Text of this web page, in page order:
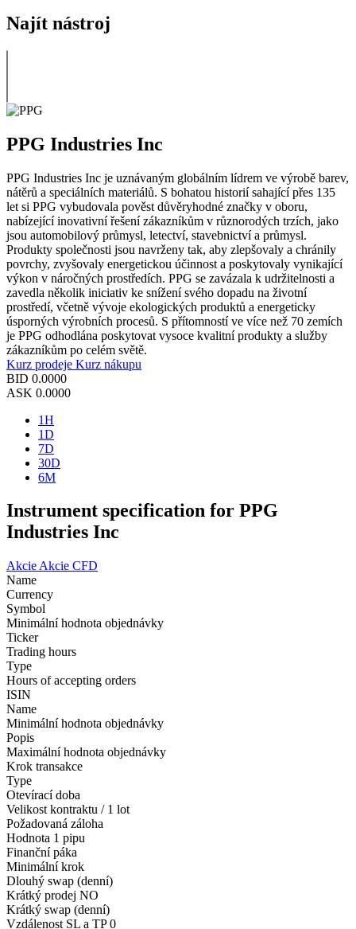
Najít nástroj
PPG Industries Inc
PPG Industries Inc je uznávaným globálním lídrem ve výrobě barev,
nátěrů a speciálních materiálů. S bohatou historií sahající přes 135
let si PPG vybudovala pověst důvěryhodné značky v oboru,
nabízející inovativní řešení zákazníkům v různorodých trzích, jako
jsou automobilový průmysl, letectví, stavebnictví a průmysl.
Produkty společnosti jsou navrženy tak, aby zlepšovaly a chránily
povrchy, zvyšovaly energetickou účinnost a poskytovaly vynikající
výkon v náročných prostředích. PPG se zavázala k udržitelnosti a
zavedla několik iniciativ ke snížení svého dopadu na životní
prostředí, včetně vývoje ekologických produktů a energeticky
úsporných výrobních procesů. S přítomností ve více než 70 zemích
je PPG odhodlána poskytovat vysoce kvalitní produkty a služby
zákazníkům po celém světě.
Kurz prodeje Kurz nákupu
BID 0.0000
ASK 0.0000
1H
1D
7D
30D
6M
Instrument specification for PPG
Industries Inc
Akcie Akcie CFD
Name
Currency
Symbol
Minimální hodnota objednávky
Ticker
Trading hours
Type
Hours of accepting orders
ISIN
Name
Minimální hodnota objednávky
Popis
Maximální hodnota objednávky
Krok transakce
Type
Otevírací doba
Velikost kontraktu / 1 lot
Požadovaná záloha
Hodnota 1 pipu
Finanční páka
Minimální krok
Dlouhý swap (denní)
Krátký prodej NO
Krátký swap (denní)
Vzdálenost SL a TP 0